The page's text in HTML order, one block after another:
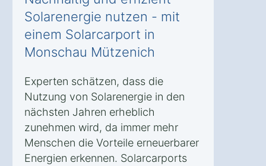
Solarenergie nutzen - mit
einem Solarcarport in
Monschau Mützenich
Experten schätzen, dass die
Nutzung von Solarenergie in den
nächsten Jahren erheblich
zunehmen wird, da immer mehr
Menschen die Vorteile erneuerbarer
Energien erkennen. Solarcarports